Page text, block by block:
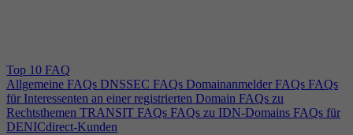
Top 10 FAQ
Allgemeine FAQs DNSSEC FAQs Domainanmelder FAQs FAQs
für Interessenten an einer registrierten Domain FAQs zu
Rechtsthemen TRANSIT FAQs FAQs zu IDN-Domains FAQs für
DENICdirect-Kunden